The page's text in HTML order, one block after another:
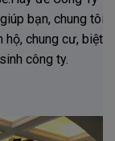
bạn, chung tôi
hộ, chung cư, biệt
công ty.